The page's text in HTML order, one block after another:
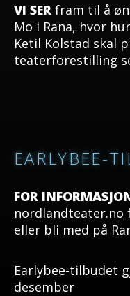
VI SER fram til å
Mo i Rana, hvor
Ketil Kolstad skal
teaterforestilling
EARLYBEE-
FOR
nordlandteater.no
eller bli med på
Earlybee-tilbudet
desember